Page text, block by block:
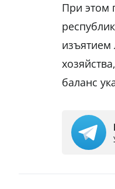
При этом
изъятием
баланс